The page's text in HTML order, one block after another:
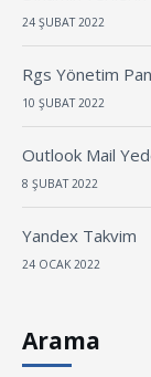
24 ŞUBAT 2022
Rgs Yönetim
10 ŞUBAT 2022
Outlook Mail
8 ŞUBAT 2022
Yandex Takvim
24 OCAK 2022
Arama